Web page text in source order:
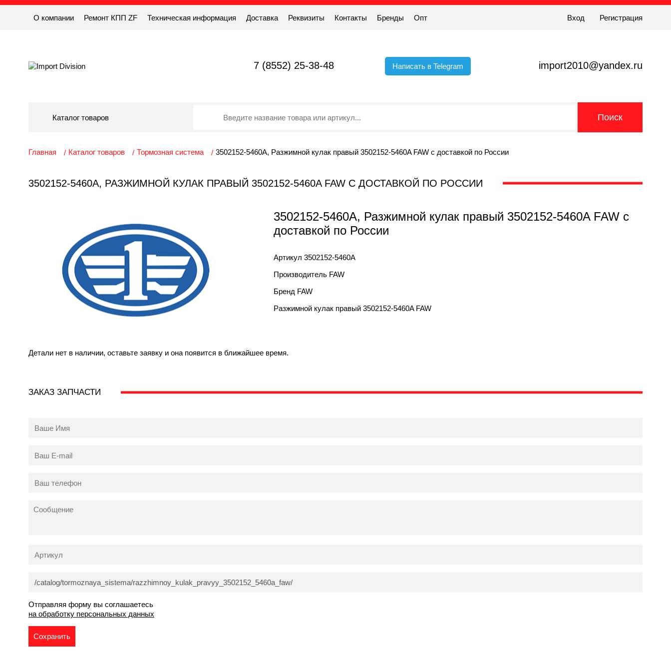
О компании Ремонт КПП ZF Техническая информация Доставка Реквизиты Контакты Бренды Опт Вход Регистрация
7 (8552) 25-38-48 Написать в Telegram import2010@yandex.ru
Каталог товаров
Главная Каталог товаров Тормозная система 3502152-5460A, Разжимной кулак правый 3502152-5460A FAW с доставкой по России
3502152-5460A, РАЗЖИМНОЙ КУЛАК ПРАВЫЙ 3502152-5460A FAW С ДОСТАВКОЙ ПО РОССИИ
3502152-5460A, Разжимной кулак правый 3502152-5460A FAW с
доставкой по России
Артикул 3502152-5460A
Производитель FAW
Бренд FAW
Разжимной кулак правый 3502152-5460A FAW
Детали нет в наличии, оставьте заявку и она появится в ближайшее время.
ЗАКАЗ ЗАПЧАСТИ
Отправляя форму вы соглашаетесь
на обработку персональных данных